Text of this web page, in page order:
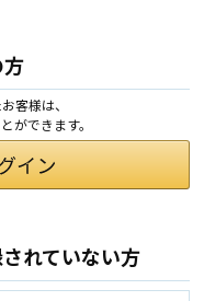
客様は、
ができます。
れていない方